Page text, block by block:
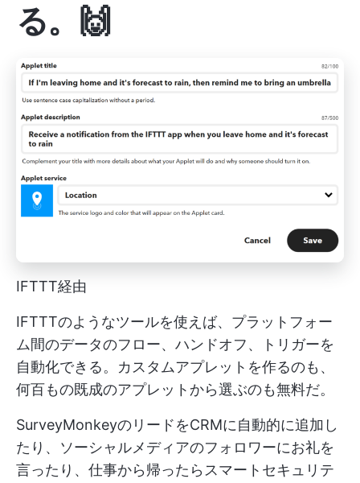
る。🙌
IFTTT経由
IFTTTのようなツールを使えば、プラットフォー
ム間のデータのフロー、ハンドオフ、トリガーを
自動化できる。カスタムアプレットを作るのも、
何百もの既成のアプレットから選ぶのも無料だ。
SurveyMonkeyのリードをCRMに自動的に追加し
たり、ソーシャルメディアのフォロワーにお礼を
言ったり、仕事から帰ったらスマートセキュリテ